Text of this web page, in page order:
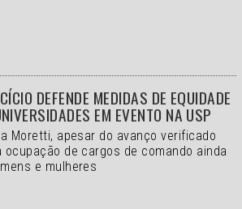
DEFENDE MEDIDAS DE EQUIDADE
EM EVENTO NA USP
Moretti, apesar do avanço verificado
de cargos de comando ainda
e mulheres